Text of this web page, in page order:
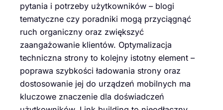
pytania i potrzeby użytkowników – blogi
tematyczne czy poradniki mogą przyciągnąć
ruch organiczny oraz zwiększyć
zaangażowanie klientów. Optymalizacja
techniczna strony to kolejny istotny element –
poprawa szybkości ładowania strony oraz
dostosowanie jej do urządzeń mobilnych ma
kluczowe znaczenie dla doświadczeń